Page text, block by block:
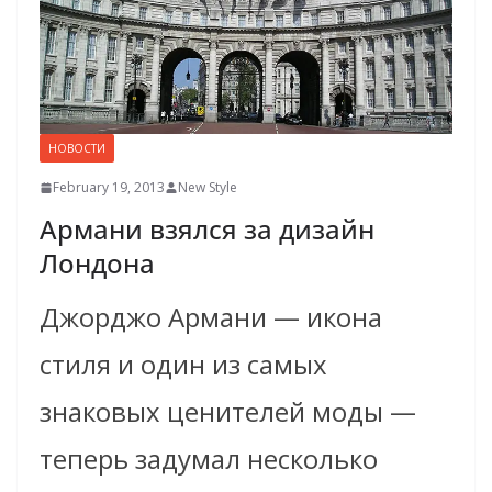
НОВОСТИ
February 19, 2013 New Style
Армани взялся за дизайн
Лондона
Джорджо Армани — икона
стиля и один из самых
знаковых ценителей моды —
теперь задумал несколько